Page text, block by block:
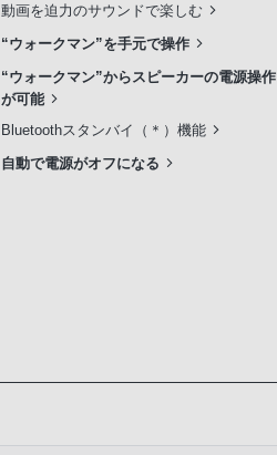
動画を迫力のサウンドで楽しむ
“ウォークマン”を手元で操作
“ウォークマン”からスピーカーの電源操作
が可能
Bluetoothスタンバイ（＊）機能
自動で電源がオフになる